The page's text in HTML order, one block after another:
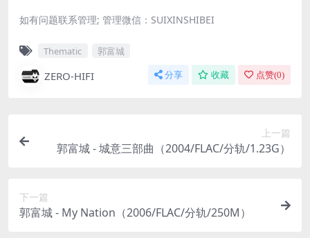
如有问题联系管理; 管理微信：SUIXINSHIBEI
Thematic 郭富城
ZERO-HIFI 分享 收藏 点赞(0)
上一篇
郭富城 - 城意三部曲（2004/FLAC/分轨/1.23G）
下一篇
郭富城 - My Nation（2006/FLAC/分轨/250M）